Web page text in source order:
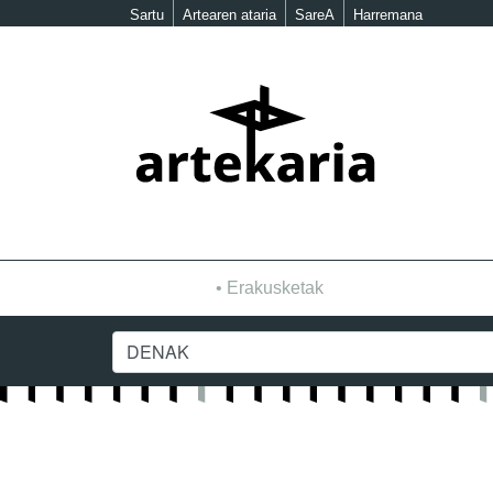
Sartu Artearen ataria SareA Harremana
Erakusketak